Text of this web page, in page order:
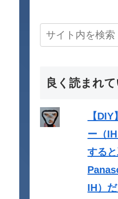
良く読まれ
【
ー（
する
IH）